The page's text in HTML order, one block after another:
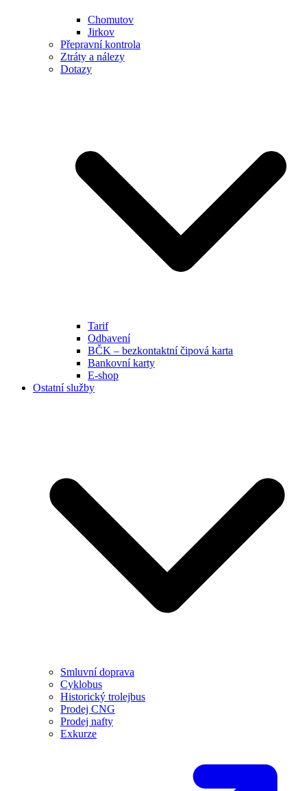
Chomutov
Jirkov
Přepravní kontrola
Ztráty a nálezy
Dotazy
Tarif
Odbavení
BČK – bezkontaktní čipová karta
Bankovní karty
E-shop
Ostatní služby
Smluvní doprava
Cyklobus
Historický trolejbus
Prodej CNG
Prodej nafty
Exkurze